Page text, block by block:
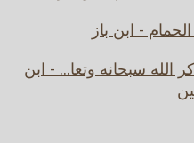
- ابن باز
الله سبحانه وتعا... - ابن